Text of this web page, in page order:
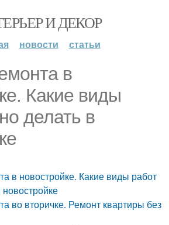
И ДЕКОР
новости статьи
в
Какие виды
делать в
в новостройке. Какие виды работ
во вторичке. Ремонт квартиры без